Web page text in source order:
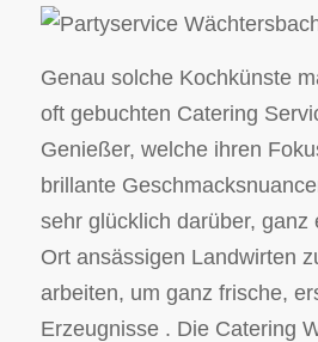
Genau solche Kochkünste
oft gebuchten Catering
Genießer, welche ihren
brillante
sehr glücklich darüber, ganz
Ort ansässigen Landwirten
arbeiten, um ganz frische,
Erzeugnisse . Die Catering